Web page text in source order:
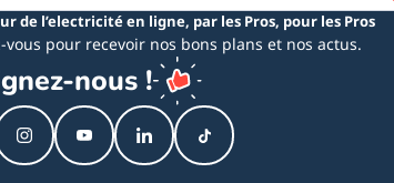
de l’electricité en ligne, par les Pros, pour les Pros
vous pour recevoir nos bons plans et nos actus.
nous !